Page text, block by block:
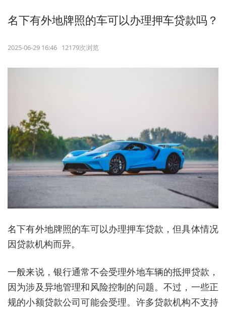
名下有外地牌照的车可以办理押车贷款吗？
2025-06-29 16:46 12179次浏览
名下有外地牌照的车可以办理押车贷款，但具体情况
因贷款机构而异。
一般来说，银行通常不会受理外地车辆的抵押贷款，
因为涉及异地管理和风险控制的问题。不过，一些正
规的小额贷款公司可能会受理。许多贷款机构不支持